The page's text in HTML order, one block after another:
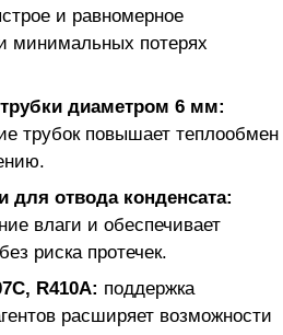
и равномерное
минимальных потерях
диаметром 6 мм:
трубок повышает теплообмен
для отвода конденсата:
влаги и обеспечивает
риска протечек.
R410A: поддержка
расширяет возможности